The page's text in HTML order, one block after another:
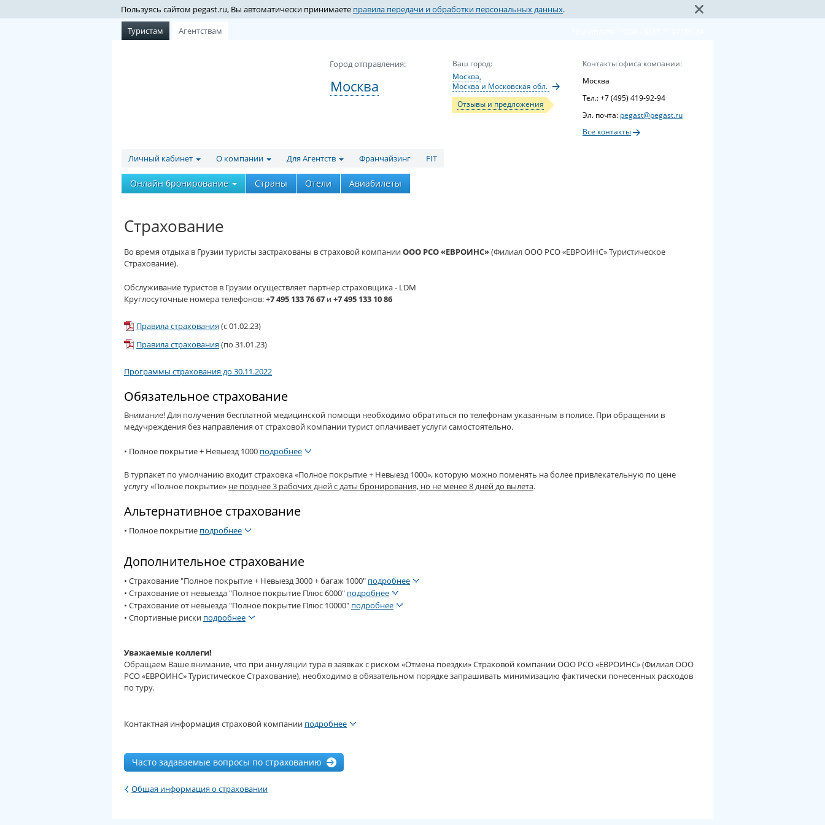
Пользуясь сайтом pegast.ru, Вы автоматически принимаете правила передачи и обработки персональных данных.
Туристам
Агентствам
Город отправления:
Москва
Ваш город:
Москва,
Москва и Московская обл.
Отзывы и предложения
Контакты офиса компании:
Москва
Тел.:+7 (495) 419-92-94
Эл. почта: pegast@pegast.ru
Все контакты
Личный кабинет О компании Для Агентств Франчайзинг FIT
Онлайн бронирование Страны Отели Авиабилеты
Страхование
Во время отдыха в Грузии туристы застрахованы в страховой компанииООО РСО «ЕВРОИНС»(Филиал ООО РСО «ЕВРОИНС» Туристическое
Страхование).
Обслуживание туристов в Грузии осуществляет партнер страховщика - LDM
Круглосуточные номера телефонов:+7 495 133 76 67 и+7 495 133 10 86
Правила страхования(с 01.02.23)
Правила страхования(по 31.01.23)
Программы страхования до 30.11.2022
Обязательное страхование
Внимание! Для получения бесплатной медицинской помощи необходимо обратиться по телефонам указанным в полисе. При обращении в
медучреждения без направления от страховой компании турист оплачивает услуги самостоятельно.
• Полное покрытие + Невыезд 1000 подробнее
В турпакет по умолчанию входит страховка «Полное покрытие + Невыезд 1000», которую можно поменять на более привлекательную по цене
услугу «Полное покрытие» не позднее 3 рабочих дней с даты бронирования, но не менее 8 дней до вылета.
Альтернативное страхование
• Полное покрытие подробнее
Дополнительное страхование
• Страхование "Полное покрытие + Невыезд 3000 + багаж 1000" подробнее
• Страхование от невыезда "Полное покрытие Плюс 6000" подробнее
• Страхование от невыезда "Полное покрытие Плюс 10000" подробнее
• Спортивные риски подробнее
Уважаемые коллеги!
Обращаем Ваше внимание, что при аннуляции тура в заявках с риском «Отмена поездки» Страховой компании ООО РСО «ЕВРОИНС» (Филиал ООО
РСО «ЕВРОИНС» Туристическое Страхование), необходимо в обязательном порядке запрашивать минимизацию фактически понесенных расходов
по туру.
Контактная информация страховой компании подробнее
Часто задаваемые вопросы по страхованию
Общая информация о страховании